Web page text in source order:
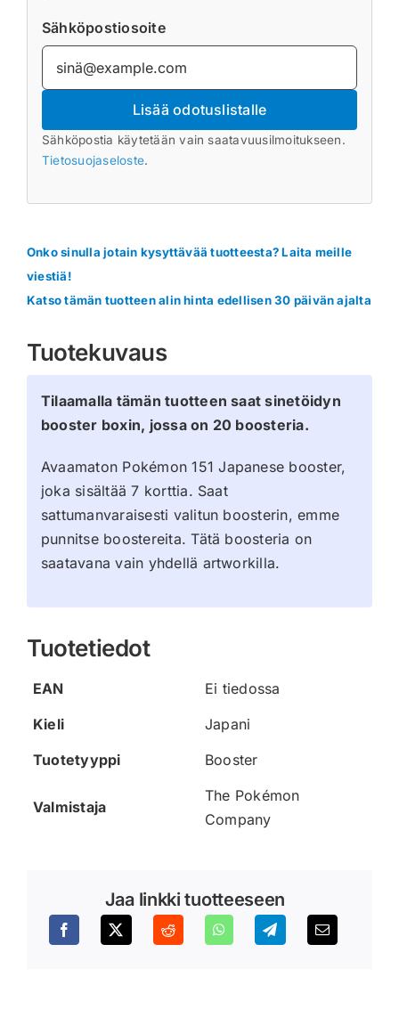
Sähköpostiosoite
Lisää odotuslistalle
Sähköpostia käytetään vain saatavuusilmoitukseen.
Tietosuojaseloste.
Onko sinulla jotain kysyttävää tuotteesta? Laita meille
viestiä!
Katso tämän tuotteen alin hinta edellisen 30 päivän ajalta
Tuotekuvaus
Tilaamalla tämän tuotteen saat sinetöidyn
booster boxin, jossa on 20 boosteria.
Avaamaton Pokémon 151 Japanese booster,
joka sisältää 7 korttia. Saat
sattumanvaraisesti valitun boosterin, emme
punnitse boostereita. Tätä boosteria on
saatavana vain yhdellä artworkilla.
Tuotetiedot
EAN
Ei tiedossa
Kieli
Japani
Tuotetyyppi
Booster
Valmistaja
The Pokémon
Company
Jaa linkki tuotteeseen